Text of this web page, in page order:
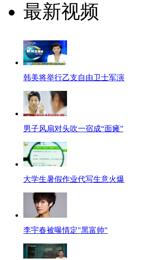
最新视频
韩美将举行乙支自由卫士军演
男子风扇对头吹一宿成“面瘫”
大学生暑假作业代写生意火爆
李宇春被曝情定"黑富帅"